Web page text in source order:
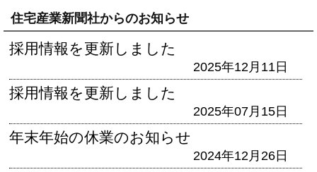
住宅産業新聞社からのお知らせ
採用情報を更新しました
2025年12月11日
採用情報を更新しました
2025年07月15日
年末年始の休業のお知らせ
2024年12月26日